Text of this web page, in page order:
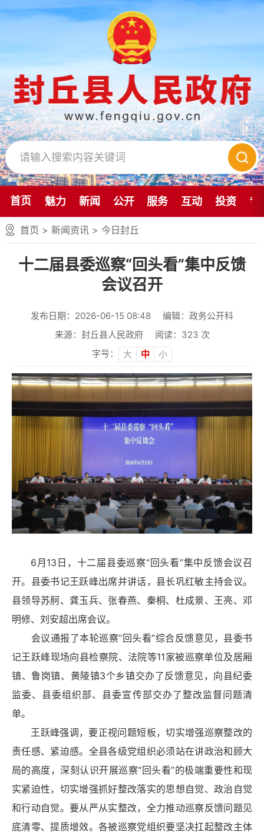
首页 魅力 新闻 公开 服务 互动 投资 专
首页 > 新闻资讯 > 今日封丘
十二届县委巡察“回头看”集中反馈
会议召开
发布日期：2026-06-15 08:48
编辑：政务公开科
来源：封丘县人民政府
阅读： 323 次
字号：
大 中 小
6月13日，十二届县委巡察“回头看”集中反馈会议召
开。县委书记王跃峰出席并讲话，县长巩红敏主持会议。
县领导苏舸、龚玉兵、张春燕、秦桐、杜成景、王亮、邓
明修、刘安超出席会议。
会议通报了本轮巡察“回头看”综合反馈意见，县委书
记王跃峰现场向县检察院、 法院等11家被巡察单位及居厢
镇、鲁岗镇、黄陵镇3个乡镇交办了反馈意见，向县纪委
监委、县委组织部、县委宣传部交办了整改监督问题清
单。
王跃峰强调，要正视问题短板，切实增强巡察整改的
责任感、紧迫感。全县各级党组织必须站在讲政治和顾大
局的高度，深刻认识开展巡察“回头看”的极端重要性和现
实紧迫性，切实增强抓好整改落实的思想自觉、政治自觉
和行动自觉。要从严从实整改，全力推动巡察反馈问题见
底清零、提质增效。各被巡察党组织要坚决扛起整改主体